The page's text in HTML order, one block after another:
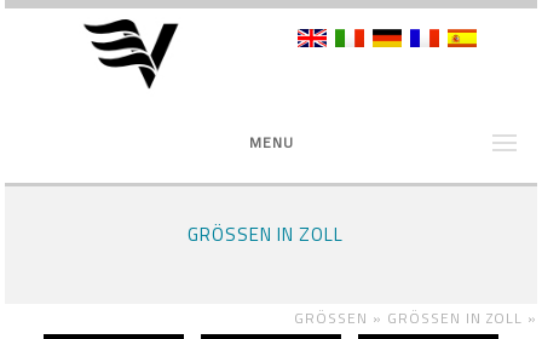
MENU
GRÖSSEN IN ZOLL
GRÖSSEN » GRÖSSEN IN ZOLL »